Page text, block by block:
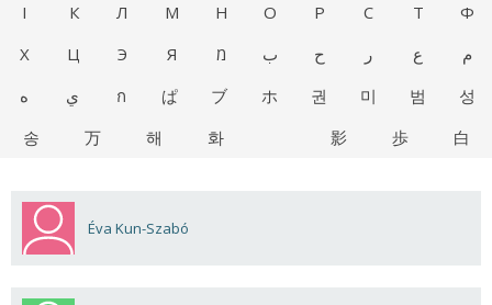
І
К Л М Н О Р С Т
Ф
Х
Ц Э Я מ ب ح ر ع
م
ه
ي ก ぱ ブ ホ 권 미 범
성
송
万 해 화 影 歩 白
Éva Kun-Szabó